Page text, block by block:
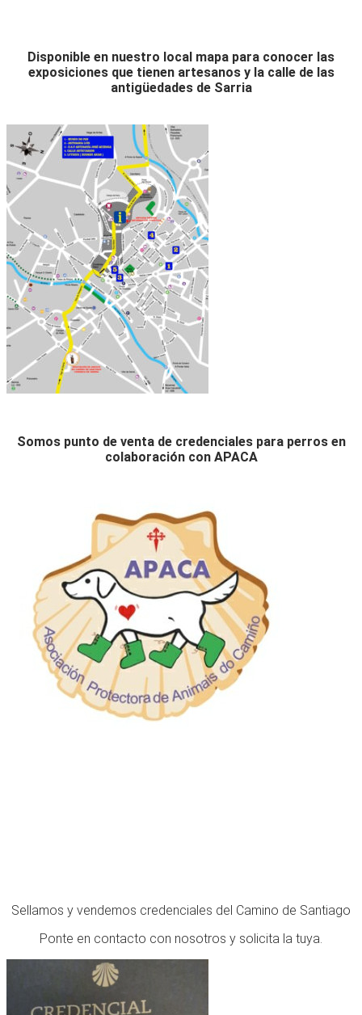
Disponible en nuestro local mapa para conocer las
exposiciones que tienen artesanos y la calle de las
antigüedades de Sarria
Somos punto de venta de credenciales para perros en
colaboración con APACA
Sellamos y vendemos credenciales del Camino de Santiago
Ponte en contacto con nosotros y solicita la tuya.